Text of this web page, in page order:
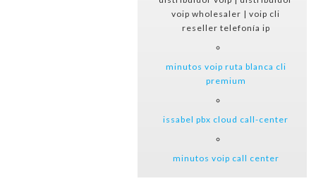
voip wholesaler | voip cli
reseller telefonía ip
minutos voip ruta blanca cli
premium
issabel pbx cloud call-center
minutos voip call center